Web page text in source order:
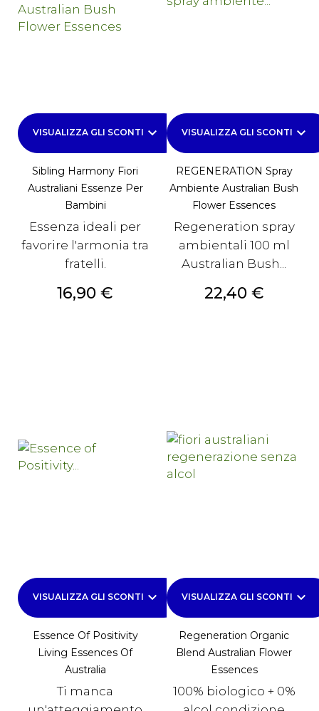
VISUALIZZA GLI SCONTI keyboard_arrow_down
Sibling Harmony Fiori
Australiani Essenze Per
Bambini
Essenza ideali per
favorire l'armonia tra
fratelli.
Prezzo
16,90 €
VISUALIZZA GLI SCONTI keyboard_arrow_down
REGENERATION Spray
Ambiente Australian Bush
Flower Essences
Regeneration spray
ambientali 100 ml
Australian Bush...
Prezzo
22,40 €
VISUALIZZA GLI SCONTI keyboard_arrow_down
Essence Of Positivity
Living Essences Of
Australia
Ti manca
VISUALIZZA GLI SCONTI keyboard_arrow_down
Regeneration Organic
Blend Australian Flower
Essences
100% biologico + 0%